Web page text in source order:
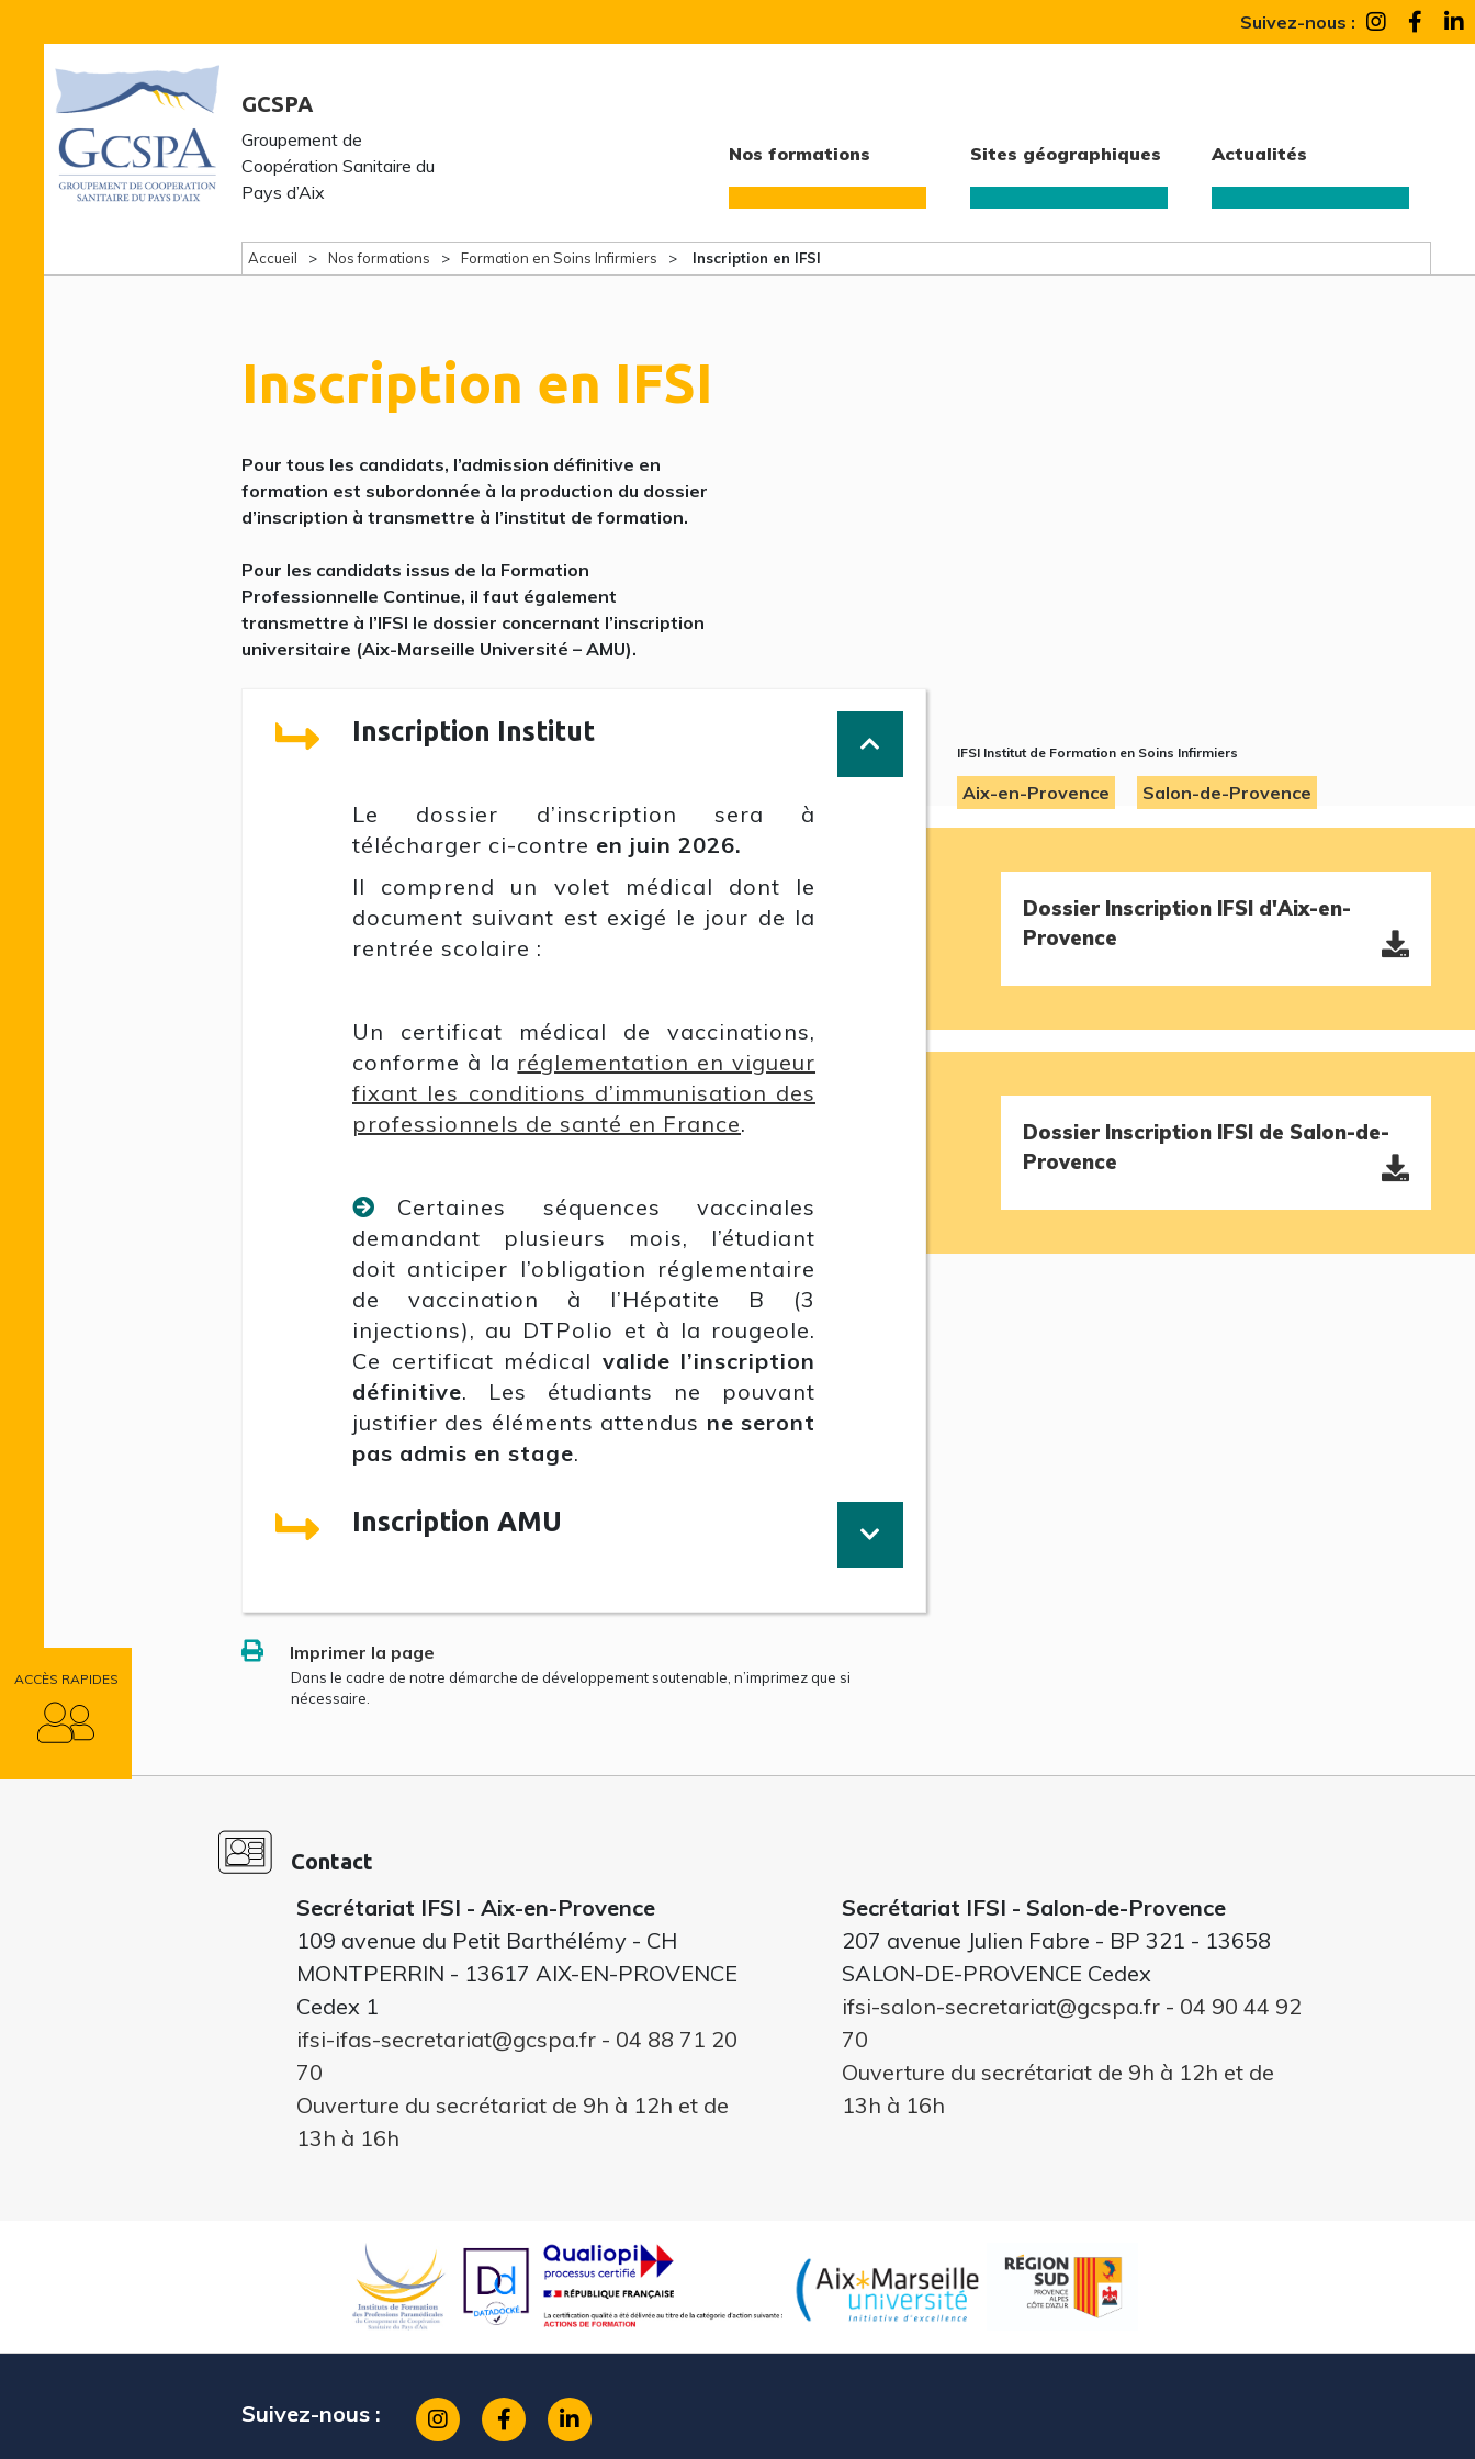
GCSPA
Groupement de
Coopération Sanitaire du
Pays d’Aix
Nos formations Sites géographiques Actualités
ACCÈS RAPIDES
Suivez-nous :
Accueil Nos formations Formation en Soins Infirmiers Inscription en IFSI
Inscription en IFSI
Pour tous les candidats, l’admission définitive en
formation est subordonnée à la production du dossier
d’inscription à transmettre à l’institut de formation.
Pour les candidats issus de la Formation
Professionnelle Continue, il faut également
transmettre à l’IFSI le dossier concernant l’inscription
universitaire (Aix-Marseille Université – AMU).
Inscription Institut
Le dossier d’inscription sera à
télécharger ci-contre en juin 2026.
Il comprend un volet médical dont le
document suivant est exigé le jour de la
rentrée scolaire :
Un certificat médical de vaccinations,
conforme à la réglementation en vigueur
fixant les conditions d’immunisation des
professionnels de santé en France.
Certaines séquences vaccinales
demandant plusieurs mois, l’étudiant
doit anticiper l’obligation réglementaire
de vaccination à l’Hépatite B (3
injections), au DTPolio et à la rougeole.
Ce certificat médical valide l’inscription
définitive. Les étudiants ne pouvant
justifier des éléments attendus ne seront
pas admis en stage.
Inscription AMU
IFSI Institut de Formation en Soins Infirmiers
Aix-en-Provence Salon-de-Provence
Dossier Inscription IFSI d'Aix-en-
Provence
Dossier Inscription IFSI de Salon-de-
Provence
Imprimer la page
Dans le cadre de notre démarche de développement soutenable, n’imprimez que si
nécessaire.
Contact
Secrétariat IFSI - Aix-en-Provence
109 avenue du Petit Barthélémy - CH
MONTPERRIN - 13617 AIX-EN-PROVENCE
Cedex 1
ifsi-ifas-secretariat@gcspa.fr - 04 88 71 20
70
Ouverture du secrétariat de 9h à 12h et de
13h à 16h
Secrétariat IFSI - Salon-de-Provence
207 avenue Julien Fabre - BP 321 - 13658
SALON-DE-PROVENCE Cedex
ifsi-salon-secretariat@gcspa.fr - 04 90 44 92
70
Ouverture du secrétariat de 9h à 12h et de
13h à 16h
Suivez-nous :